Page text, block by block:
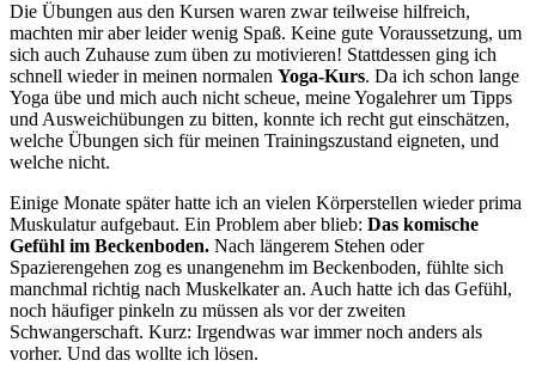
Die Übungen aus den Kursen waren zwar teilweise hilfreich,
machten mir aber leider wenig Spaß. Keine gute Voraussetzung, um
sich auch Zuhause zum üben zu motivieren! Stattdessen ging ich
schnell wieder in meinen normalen Yoga-Kurs. Da ich schon lange
Yoga übe und mich auch nicht scheue, meine Yogalehrer um Tipps
und Ausweichübungen zu bitten, konnte ich recht gut einschätzen,
welche Übungen sich für meinen Trainingszustand eigneten, und
welche nicht.
Einige Monate später hatte ich an vielen Körperstellen wieder prima
Muskulatur aufgebaut. Ein Problem aber blieb: Das komische
Gefühl im Beckenboden. Nach längerem Stehen oder
Spazierengehen zog es unangenehm im Beckenboden, fühlte sich
manchmal richtig nach Muskelkater an. Auch hatte ich das Gefühl,
noch häufiger pinkeln zu müssen als vor der zweiten
Schwangerschaft. Kurz: Irgendwas war immer noch anders als
vorher. Und das wollte ich lösen.